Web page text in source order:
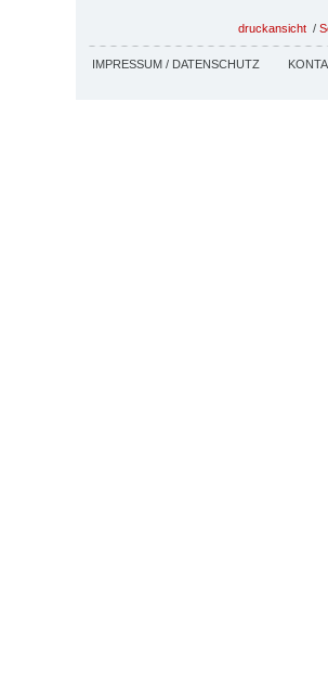
druckansicht /
IMPRESSUM / DATENSCHUTZ